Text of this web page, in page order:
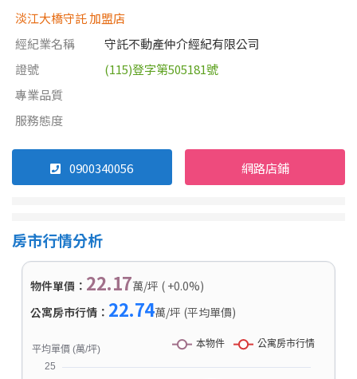
淡江大橋守託 加盟店
經紀業名稱
守託不動產仲介經紀有限公司
證號
(115)登字第505181號
專業品質
服務態度
0900340056 網路店鋪
房市行情分析
物件單價： 22.17萬/坪 ( +0.0%)
公寓房市行情： 22.74萬/坪 (平均單價)